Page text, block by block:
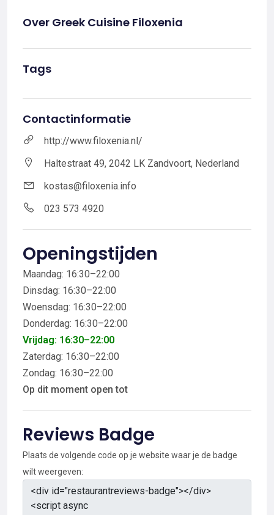
Over Greek Cuisine Filoxenia
Tags
Contactinformatie
http://www.filoxenia.nl/
Haltestraat 49, 2042 LK Zandvoort, Nederland
kostas@filoxenia.info
023 573 4920
Openingstijden
Maandag: 16:30–22:00
Dinsdag: 16:30–22:00
Woensdag: 16:30–22:00
Donderdag: 16:30–22:00
Vrijdag: 16:30–22:00
Zaterdag: 16:30–22:00
Zondag: 16:30–22:00
Op dit moment open tot
Reviews Badge
Plaats de volgende code op je website waar je de badge
wilt weergeven: